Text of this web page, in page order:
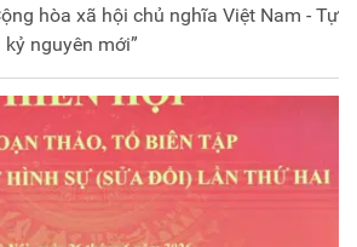
hòa xã hội chủ nghĩa Việt Nam - Tự
nguyên mới”